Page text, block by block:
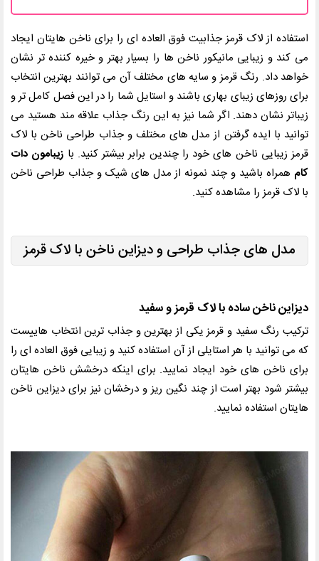
استفاده از لاک قرمز جذابیت فوق العاده ای را برای ناخن هایتان ایجاد
می کند و زیبایی مانیکور ناخن ها را بسیار بهتر و خیره کننده تر نشان
خواهد داد. رنگ قرمز و سایه های مختلف آن می توانند بهترین انتخاب
برای روزهای زیبای بهاری باشند و استایل شما را در این فصل کامل تر و
زیباتر نشان دهند. اگر شما نیز به این رنگ جذاب علاقه مند هستید می
توانید با ایده گرفتن از مدل های مختلف و جذاب طراحی ناخن با لاک
قرمز زیبایی ناخن های خود را چندین برابر بیشتر کنید. با زیبامون دات
کام همراه باشید و چند نمونه از مدل های شیک و جذاب طراحی ناخن
با لاک قرمز را مشاهده کنید.
مدل های جذاب طراحی و دیزاین ناخن با لاک قرمز
دیزاین ناخن ساده با لاک قرمز و سفید
ترکیب رنگ سفید و قرمز یکی از بهترین و جذاب ترین انتخاب هاییست
که می توانید با هر استایلی از آن استفاده کنید و زیبایی فوق العاده ای را
برای ناخن های خود ایجاد نمایید. برای اینکه درخشش ناخن هایتان
بیشتر شود بهتر است از چند نگین ریز و درخشان نیز برای دیزاین ناخن
هایتان استفاده نمایید.